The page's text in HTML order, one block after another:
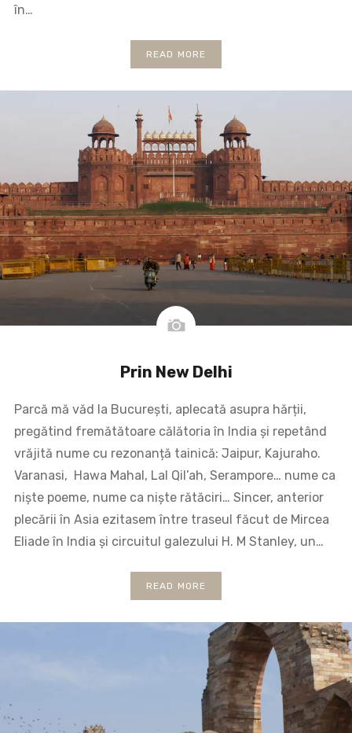
în…
READ MORE
Prin New Delhi
Parcă mă văd la București, aplecată asupra hărții,
pregătind fremătătoare călătoria în India și repetând
vrăjită nume cu rezonanță tainică: Jaipur, Kajuraho.
Varanasi, Hawa Mahal, Lal Qil’ah, Serampore… nume ca
niște poeme, nume ca niște rătăciri… Sincer, anterior
plecării în Asia ezitasem între traseul făcut de Mircea
Eliade în India și circuitul galezului H. M Stanley, un…
READ MORE